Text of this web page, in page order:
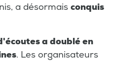
a désormais conquis
a doublé en
. Les organisateurs